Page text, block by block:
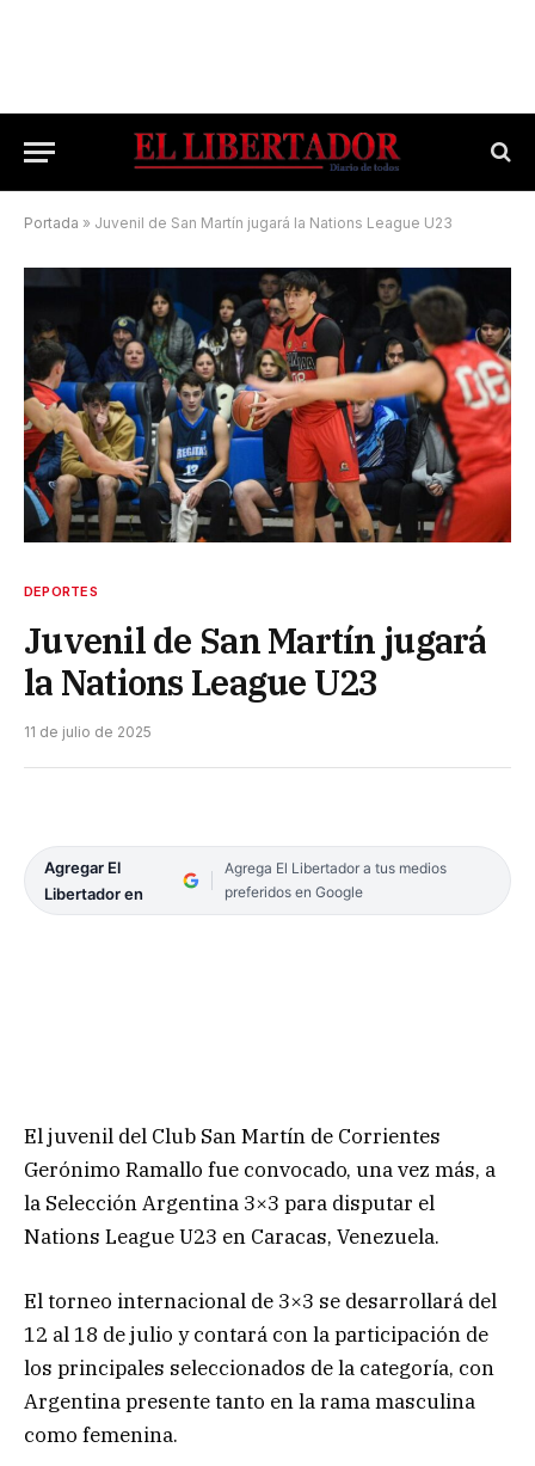
Portada » Juvenil de San Martín jugará la Nations League U23
DEPORTES
Juvenil de San Martín jugará
la Nations League U23
11 de julio de 2025
Agregar El
Libertador en
Agrega El Libertador a tus medios
preferidos en Google
El juvenil del Club San Martín de Corrientes
Gerónimo Ramallo fue convocado, una vez más, a
la Selección Argentina 3×3 para disputar el
Nations League U23 en Caracas, Venezuela.
El torneo internacional de 3×3 se desarrollará del
12 al 18 de julio y contará con la participación de
los principales seleccionados de la categoría, con
Argentina presente tanto en la rama masculina
como femenina.